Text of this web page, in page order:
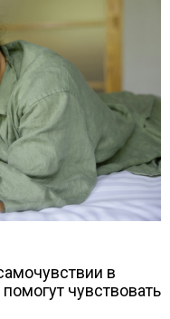
в
чувствовать